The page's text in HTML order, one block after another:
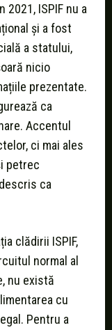
2021, ISPIF nu a
și a fost
a statului,
nicio
prezentate.
ca
Accentul
ci mai ales
petrec
ca
clădirii ISPIF,
normal al
nu există
cu
Pentru a